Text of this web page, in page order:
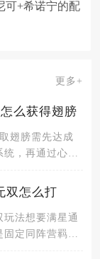
可+希诺宁的配
更多+
么获得翅膀
翅膀需先达成
，再通过心愿
双怎么打
玩法想要满星通
定同阵营羁绊